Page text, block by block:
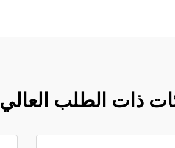
ذات الطلب العالي